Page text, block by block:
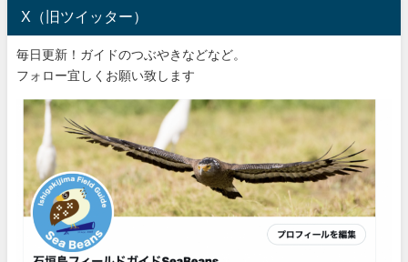
X（旧ツイッター）
毎日更新！ガイドのつぶやきなどなど。
フォロー宜しくお願い致します